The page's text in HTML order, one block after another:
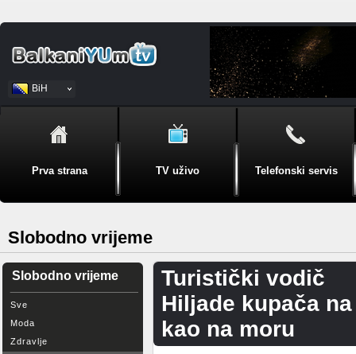
BiH
Srpski
Prva strana TV uživo Telefonski servis
Slobodno vrijeme
Slobodno vrijeme
Sve
Moda
Zdravlje
Turistički vodič
Hiljade kupača
kao na moru